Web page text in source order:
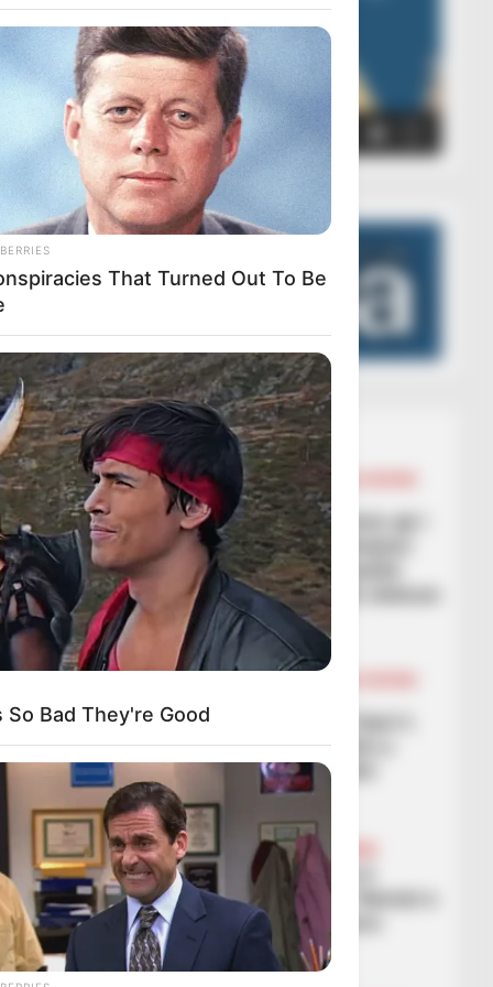
00:00
Lajmet më të lexuara
BALLINA BALLINA STATIKE
FUTBOLL BOTA
LEGJIONARËT
“Dikur qeshnin me çmimin që i
vendosa Muriqit”, ish-drejtori
sportiv i Rizesporit: I thashë
edhe presidentit, Vedati shënon
25 gola në sezon
March 9, 2026 Sport Ekspres
Laporta reagon kundër Xavi-t:
Me të njëjtët lojtarë Flick-u
fiton, Xavi nuk fitonte dot
March 9, 2026 Sport Ekspres
BALLINA
BALLINA STATIKE
FUTBOLL SHQIPTAR
KAT. SUPERIORE
Partizani merr fitoren e 6
radhazi në kampionat, “demat e
kuq” i rrëmbejnë Dinamos
vendin e 4-t
March 9, 2026 Sport Ekspres
That Turned Out To Be
So Bad They're Good